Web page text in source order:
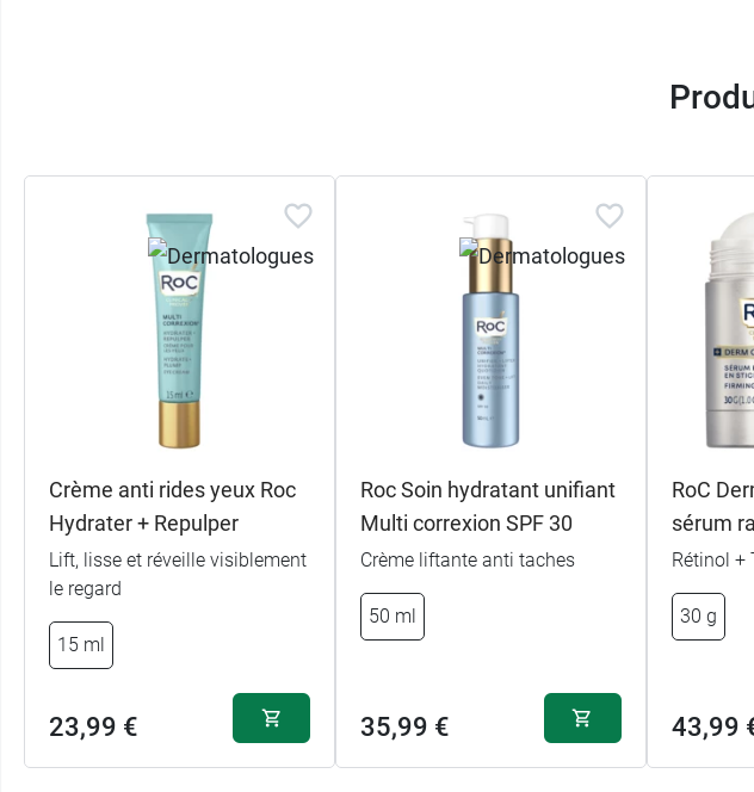
Crème anti rides yeux Roc
Hydrater + Repulper
Lift, lisse et réveille visiblement
le regard
15 ml
23,99 €
Roc Soin hydratant unifiant
Multi correxion SPF 30
Crème liftante anti taches
50 ml
35,99 €
RoC
sérum
Rétinol +
30 g
43,99